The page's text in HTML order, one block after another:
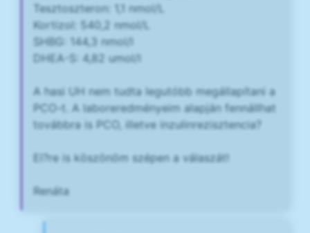
Tesztoszteron: 1,1 nmol/L
Kortizol: 540,2 nmol/L
SHBG: 144,3 nmol/l
DHEA-S: 4,82 umol/l
A hasi UH nem tudta legutóbb megállapítani a
PCO-t. A laboreredményeim alapján fennállhat
továbbra is PCO, illetve inzulinrezisztencia?
El?re is köszönöm szépen a válaszát!
Renáta